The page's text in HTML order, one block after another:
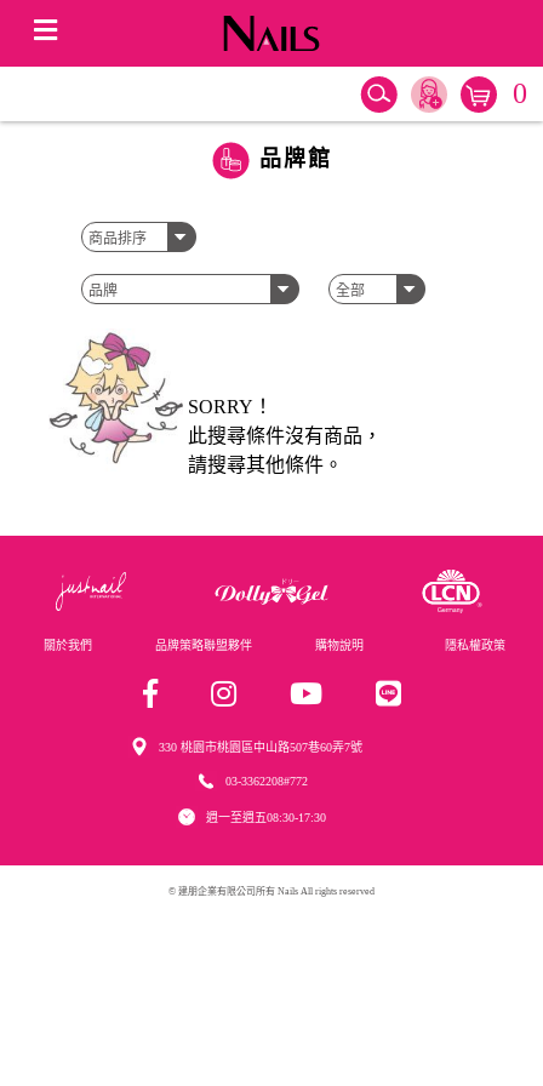
0
品牌館
SORRY！
此搜尋條件沒有商品，
請搜尋其他條件。
關於我們 品牌策略聯盟夥伴 購物說明 隱私權政策
330 桃園市桃園區中山路507巷60弄7號
03-3362208#772
週一至週五08:30-17:30
© 建朋企業有限公司所有 Nails All rights reserved